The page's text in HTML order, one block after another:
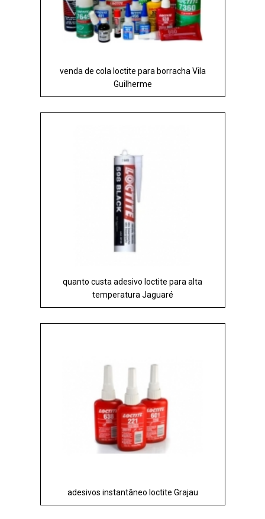
venda de cola loctite para borracha Vila
Guilherme
quanto custa adesivo loctite para alta
temperatura Jaguaré
adesivos instantâneo loctite Grajau